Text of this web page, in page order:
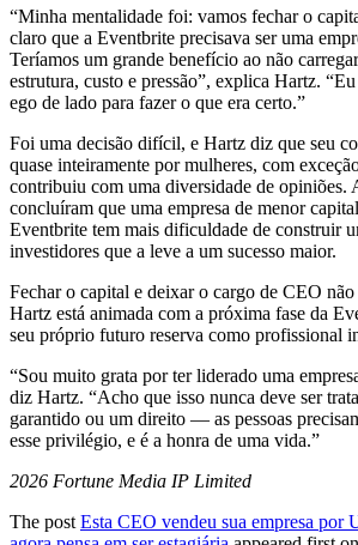
“Minha mentalidade foi: vamos fechar o
claro que a Eventbrite precisava ser uma
Teríamos um grande benefício ao não
estrutura, custo e pressão”, explica Hartz.
ego de lado para fazer o que era certo.”
Foi uma decisão difícil, e Hartz diz que seu
quase inteiramente por mulheres, com
contribuiu com uma diversidade de opiniões.
concluíram que uma empresa de menor
Eventbrite tem mais dificuldade de construir
investidores que a leve a um sucesso maior.
Fechar o capital e deixar o cargo de CEO
Hartz está animada com a próxima fase da
seu próprio futuro reserva como profissional
“Sou muito grata por ter liderado uma
diz Hartz. “Acho que isso nunca deve ser
garantido ou um direito — as pessoas
esse privilégio, e é a honra de uma vida.”
2026 Fortune Media IP Limited
The postEsta CEO vendeu sua empresa por